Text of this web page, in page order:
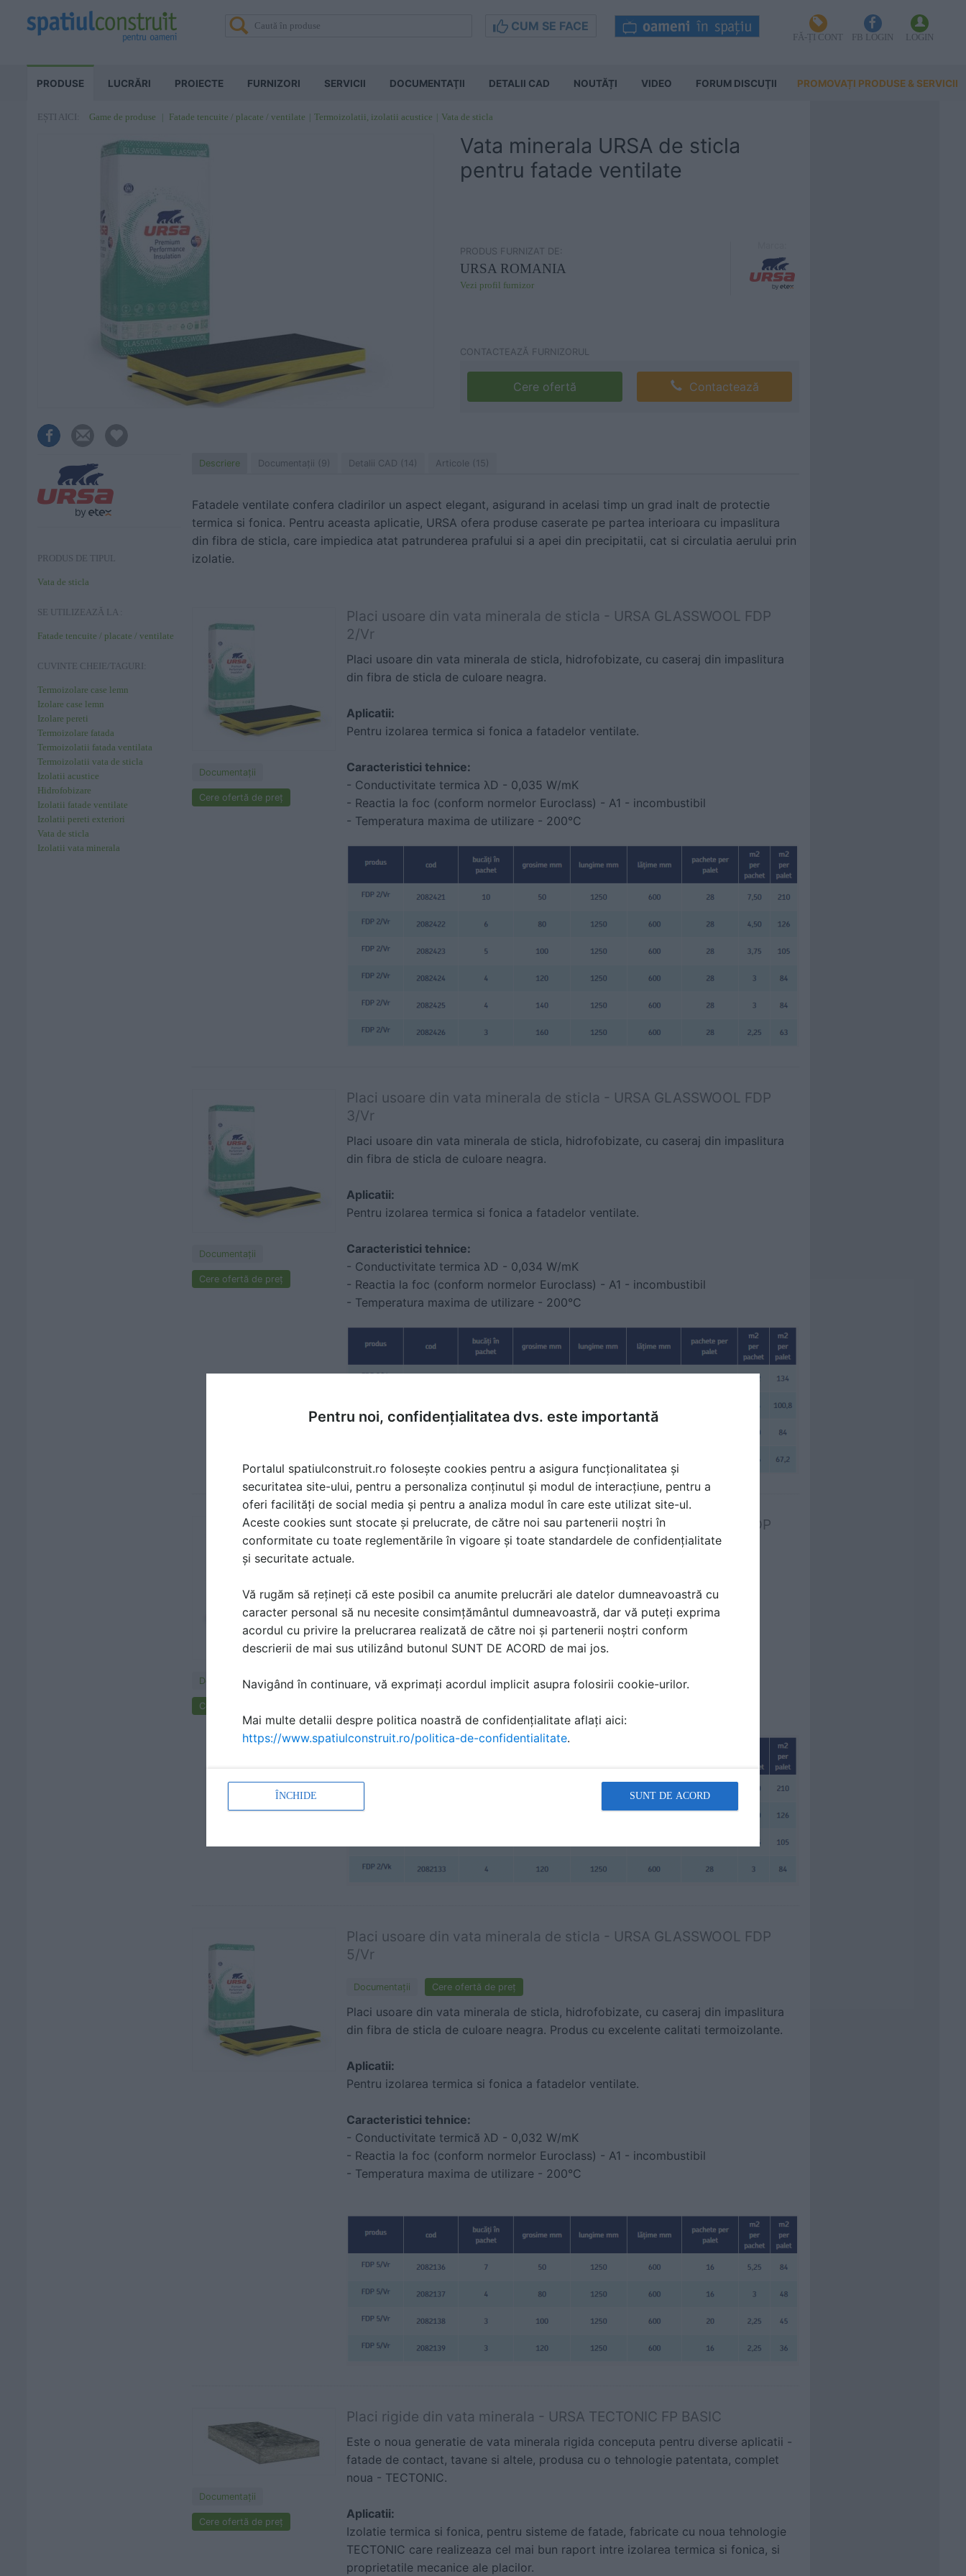
CUM SE FACE
FĂ-ȚI CONT FB LOGIN LOGIN
PRODUSE LUCRĂRI PROIECTE FURNIZORI SERVICII DOCUMENTAŢII DETALII CAD NOUTĂȚI VIDEO FORUM DISCUŢII PROMOVAȚI PRODUSE & SERVICII
EȘTI AICI: Game de produse Fatade tencuite / placate / ventilate Termoizolatii, izolatii acustice Vata de sticla
Vata minerala URSA de sticla
pentru fatade ventilate
PRODUS FURNIZAT DE:
URSA ROMANIA
Vezi profil furnizor
CONTACTEAZĂ FURNIZORUL
Cere ofertă Contactează
PRODUS DE TIPUL
Vata de sticla
SE UTILIZEAZĂ LA :
Fatade tencuite / placate / ventilate
CUVINTE CHEIE/TAGURI:
Termoizolare case lemn
Izolare case lemn
Izolare pereti
Termoizolare fatada
Termoizolatii fatada ventilata
Termoizolatii vata de sticla
Izolatii acustice
Hidrofobizare
Izolatii fatade ventilate
Izolatii pereti exteriori
Vata de sticla
Izolatii vata minerala
Descriere Documentaţii (9) Detalii CAD (14) Articole (15)
Fatadele ventilate confera cladirilor un aspect elegant, asigurand in acelasi timp un grad inalt de protectie
termica si fonica. Pentru aceasta aplicatie, URSA ofera produse caserate pe partea interioara cu impaslitura
din fibra de sticla, care impiedica atat patrunderea prafului si a apei din precipitatii, cat si circulatia aerului prin
izolatie.
Documentaţii
Cere ofertă de preț
Placi usoare din vata minerala de sticla - URSA GLASSWOOL FDP
2/Vr
Placi usoare din vata minerala de sticla, hidrofobizate, cu caseraj din impaslitura
din fibra de sticla de culoare neagra.
Aplicatii:
Pentru izolarea termica si fonica a fatadelor ventilate.
Caracteristici tehnice:
- Conductivitate termica λD - 0,035 W/mK
- Reactia la foc (conform normelor Euroclass) - A1 - incombustibil
- Temperatura maxima de utilizare - 200°C
Documentaţii
Cere ofertă de preț
Placi usoare din vata minerala de sticla - URSA GLASSWOOL FDP
3/Vr
Placi usoare din vata minerala de sticla, hidrofobizate, cu caseraj din impaslitura
din fibra de sticla de culoare neagra.
Aplicatii:
Pentru izolarea termica si fonica a fatadelor ventilate.
Caracteristici tehnice:
- Conductivitate termica λD - 0,034 W/mK
- Reactia la foc (conform normelor Euroclass) - A1 - incombustibil
- Temperatura maxima de utilizare - 200°C
Documentaţii
Cere ofertă de preț
Placi usoare din vata minerala de sticla - URSA GLASSWOOL FDP
2/Vk
Placi din vata minerala de sticla, hidrofobizate, cu caseraj galben natur.
Aplicatii:
Pentru izolarea termica si fonica a fatadelor ventilate.
Caracteristici tehnice:
- Conductivitate termica λD - 0,035 W/mK
- Reactia la foc (conform normelor Euroclass) - A1 - incombustibil
- Temperatura maxima de utilizare - 200°C
Placi usoare din vata minerala de sticla - URSA GLASSWOOL FDP
5/Vr
Documentaţii Cere ofertă de preț
Placi usoare din vata minerala de sticla, hidrofobizate, cu caseraj din impaslitura
din fibra de sticla de culoare neagra. Produs cu excelente calitati termoizolante.
Aplicatii:
Pentru izolarea termica si fonica a fatadelor ventilate.
Caracteristici tehnice:
- Conductivitate termică λD - 0,032 W/mK
- Reactia la foc (conform normelor Euroclass) - A1 - incombustibil
- Temperatura maxima de utilizare - 200°C
Documentaţii
Cere ofertă de preț
Placi rigide din vata minerala - URSA TECTONIC FP BASIC
Este o noua generatie de vata minerala rigida conceputa pentru diverse aplicatii -
fatade de contact, tavane si altele, produsa cu o tehnologie patentata, complet
noua - TECTONIC.
Aplicatii:
Izolatie termica si fonica, pentru sisteme de fatade, fabricate cu noua tehnologie
TECTONIC care realizeaza cel mai bun raport intre izolarea termica si fonica, si
proprietatile mecanice ale placilor.
Pentru noi, confidențialitatea dvs. este importantă
Portalul spatiulconstruit.ro folosește cookies pentru a asigura funcționalitatea și
securitatea site-ului, pentru a personaliza conținutul și modul de interacțiune, pentru a
oferi facilități de social media și pentru a analiza modul în care este utilizat site-ul.
Aceste cookies sunt stocate și prelucrate, de către noi sau partenerii noștri în
conformitate cu toate reglementările în vigoare și toate standardele de confidențialitate
și securitate actuale.
Vă rugăm să rețineți că este posibil ca anumite prelucrări ale datelor dumneavoastră cu
caracter personal să nu necesite consimțământul dumneavoastră, dar vă puteți exprima
acordul cu privire la prelucrarea realizată de către noi și partenerii noștri conform
descrierii de mai sus utilizând butonul SUNT DE ACORD de mai jos.
Navigând în continuare, vă exprimați acordul implicit asupra folosirii cookie-urilor.
Mai multe detalii despre politica noastră de confidențialitate aflați aici:
https://www.spatiulconstruit.ro/politica-de-confidentialitate.
ÎNCHIDE SUNT DE ACORD